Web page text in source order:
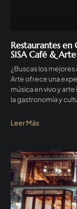
Restaurantes
SISA Café & Arte
¿Buscas los
Arte ofrece una
música en vivo y
la gastronomía y
Leer Más